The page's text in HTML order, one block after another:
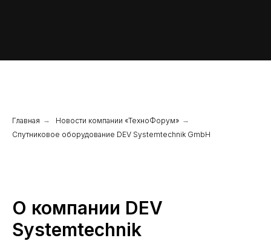
Главная → Новости компании «ТехноФорум» →
Спутниковое оборудование DEV Systemtechnik GmbH
О компании DEV
Systemtechnik